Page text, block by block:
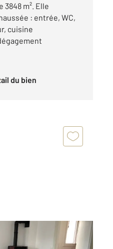
m². Elle
: entrée, WC,
cuisine
du bien